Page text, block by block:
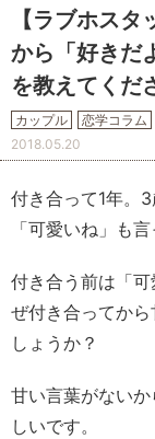
【ラブホス
から「好きだ
を教えてくだ
カップル 恋学コラム
2018.05.20
付き合って1年。
「可愛いね」も
付き合う前は「
ぜ付き合ってか
しょうか？
甘い言葉がない
しいです。